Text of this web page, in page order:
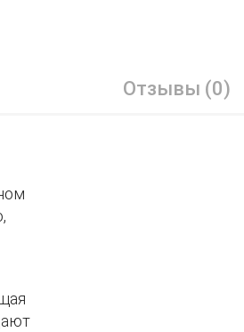
Отзывы (0)